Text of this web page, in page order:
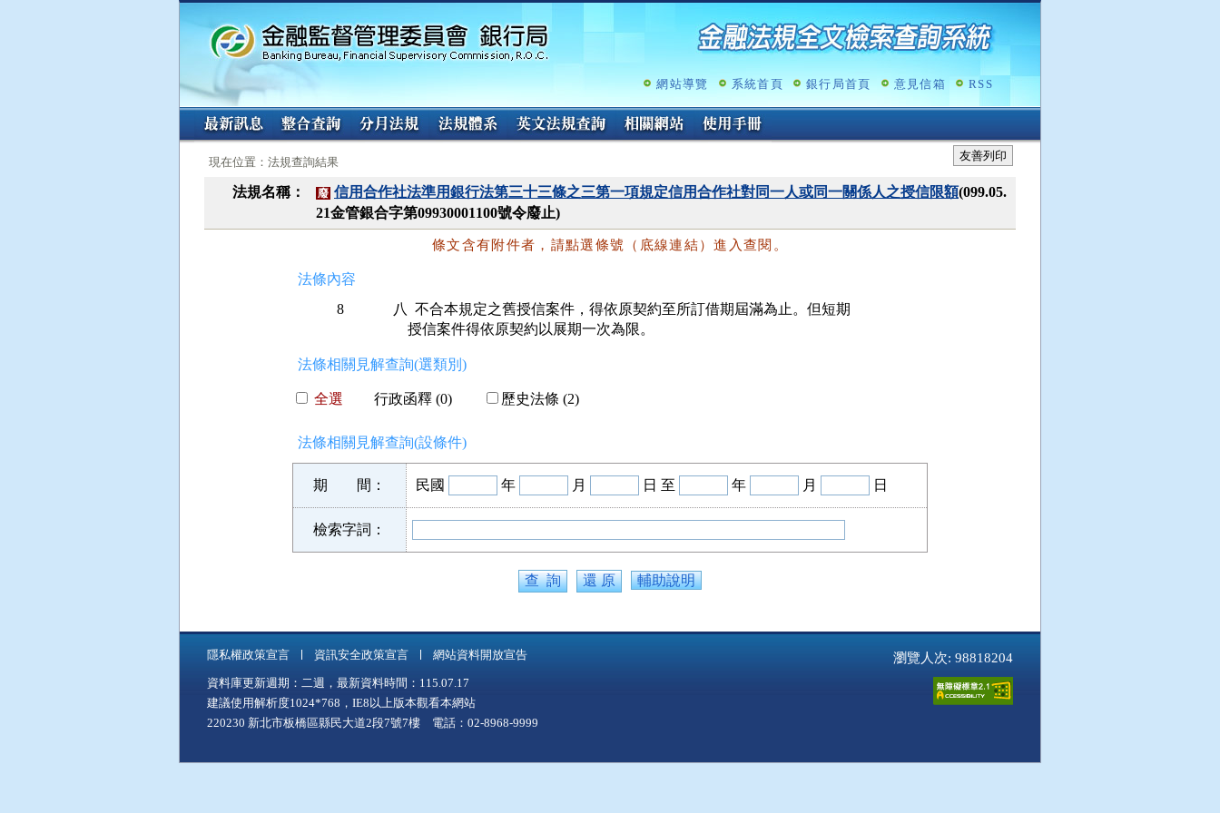
跳
容
網站導覽 系統首頁 銀行局首頁 意見信箱 RSS
:::
現在位置：法規查詢結果 友善列印
法規名稱： 廢 信用合作社法準用銀行法第三十三條之三第一項規定信用合作社對同一人或同一關係人之授信限額(099.05.
21金管銀合字第09930001100號令廢止)
條文含有附件者，請點選條號（底線連結）進入查閱。
法條內容
8
八  不合本規定之舊授信案件，得依原契約至所訂借期屆滿為止。但短期
    授信案件得依原契約以展期一次為限。
法條相關見解查詢(選類別)
全選 行政函釋 (0) 歷史法條 (2)
法條相關見解查詢(設條件)
期 間： 民國 年 月 日 至 年 月 日
檢索字詞：
輔助說明
隱私權政策宣言 資訊安全政策宣言 網站資料開放宣告 瀏覽人次: 98818204
資料庫更新週期：二週，最新資料時間：115.07.17
建議使用解析度1024*768，IE8以上版本觀看本網站
220230 新北市板橋區縣民大道2段7號7樓 電話：02-8968-9999